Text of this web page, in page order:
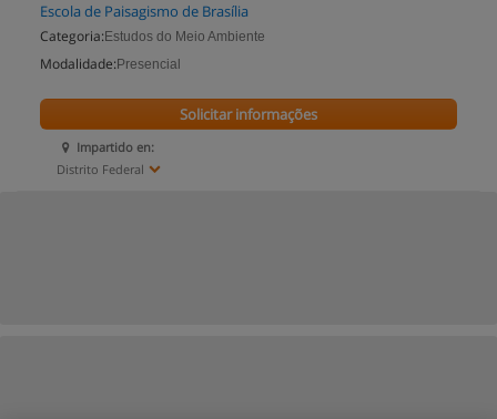
Escola de Paisagismo de Brasília
Categoria: Estudos do Meio Ambiente
Modalidade: Presencial
Impartido en:
Distrito Federal
Solicitar informações